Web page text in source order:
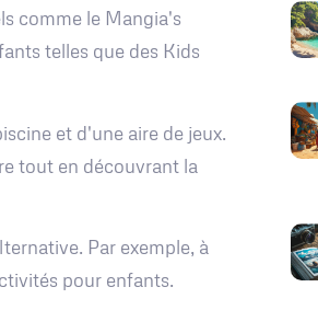
comme le Mangia's
telles que des Kids
et d'une aire de jeux.
tout en découvrant la
Par exemple, à
pour enfants.